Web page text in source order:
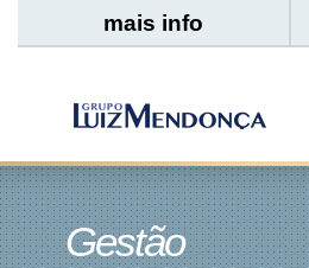
mais info
Gestão